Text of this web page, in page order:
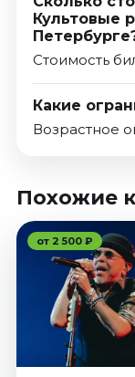
Культовые
Стоимость
Какие
Возрастное
Похожие
от 2 500 ₽